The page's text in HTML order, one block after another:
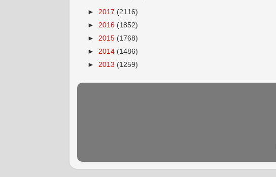
► 2017 (2116)
► 2016 (1852)
► 2015 (1768)
► 2014 (1486)
► 2013 (1259)